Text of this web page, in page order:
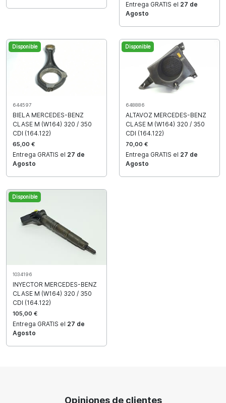
Entrega GRATIS el 27 de
Agosto
Disponible
644597
BIELA MERCEDES-BENZ
CLASE M (W164) 320 / 350
CDI (164.122)
65,00 €
Entrega GRATIS el 27 de
Agosto
Disponible
648886
ALTAVOZ MERCEDES-BENZ
CLASE M (W164) 320 / 350
CDI (164.122)
70,00 €
Entrega GRATIS el 27 de
Agosto
Disponible
1034196
INYECTOR MERCEDES-BENZ
CLASE M (W164) 320 / 350
CDI (164.122)
105,00 €
Entrega GRATIS el 27 de
Agosto
Opiniones de clientes